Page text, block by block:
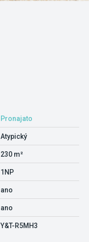
Pronajato
Atypický
230 m²
1NP
ano
ano
Y&T-R5MH3